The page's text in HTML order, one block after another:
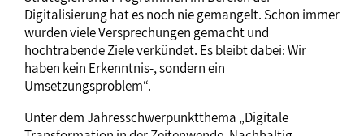
Digitalisierung hat es noch nie gemangelt. Schon immer
wurden viele Versprechungen gemacht und
hochtrabende Ziele verkündet. Es bleibt dabei: Wir
haben kein Erkenntnis-, sondern ein
Umsetzungsproblem“.
Unter dem Jahresschwerpunktthema „Digitale